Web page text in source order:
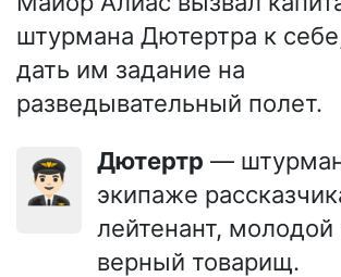
штурмана Дютертра к
дать им задание на
разведывательный полет.
👨🏻‍✈️ Дютертр —
экипаже
лейтенант, молодой
верный товарищ.